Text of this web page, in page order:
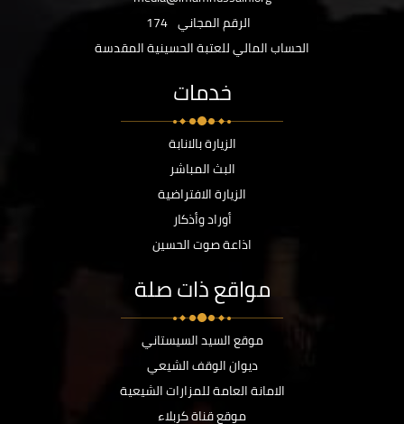
الرقم المجاني 174
الحساب المالي للعتبة الحسينية المقدسة
خدمات
الزيارة بالانابة
البث المباشر
الزيارة الافتراضية
أوراد وأذكار
اذاعة صوت الحسين
مواقع ذات صلة
موقع السيد السيستاني
ديوان الوقف الشيعي
الامانة العامة للمزارات الشيعية
موقع قناة كربلاء